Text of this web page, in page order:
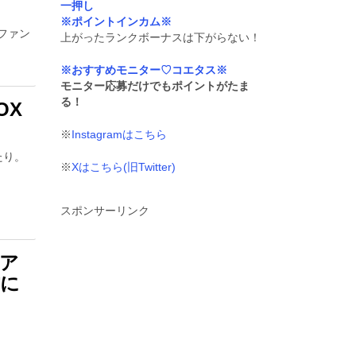
ァン
。
一押し
※ポイントインカム※
上がったランクボーナスは下がらない！
※おすすめモニター♡コエタス※
モニター応募だけでもポイントがたま
る！
※Instagramはこちら
※Xはこちら(旧Twitter)
スポンサーリンク